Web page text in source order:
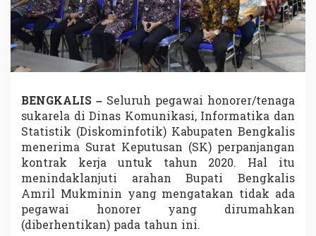
o
m
i
n
o
i
k
B
a
h
a
i
a
T
BENGKALIS – Seluruh pegawai honorer/tenaga
sukarela di Dinas Komunikasi, Informatika dan
Statistik (Diskominfotik) Kabupaten Bengkalis
menerima Surat Keputusan (SK) perpanjangan
kontrak kerja untuk tahun 2020. Hal itu
menindaklanjuti arahan Bupati Bengkalis
Amril Mukminin yang mengatakan tidak ada
pegawai honorer yang dirumahkan
(diberhentikan) pada tahun ini.